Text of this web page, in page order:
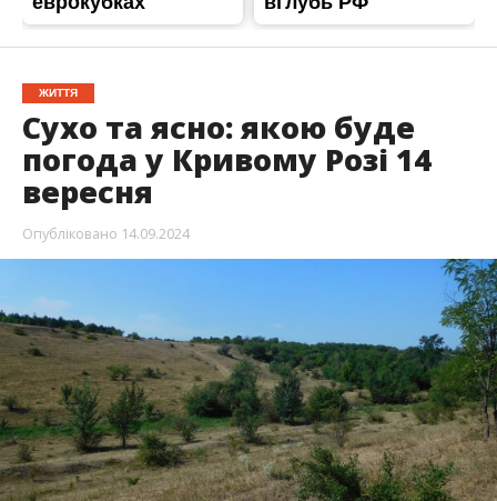
ЖИТТЯ
Сухо та ясно: якою буде
погода у Кривому Розі 14
вересня
Опубліковано 14.09.2024